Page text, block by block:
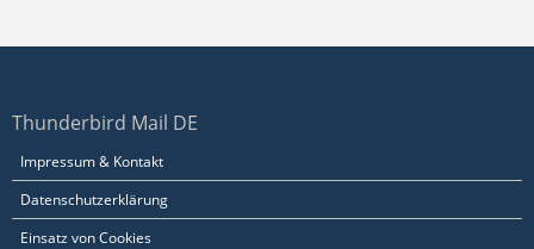
Thunderbird Mail DE
Impressum & Kontakt
Datenschutzerklärung
Einsatz von Cookies